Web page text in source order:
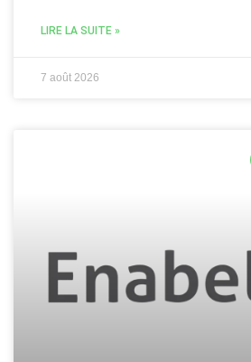
LIRE LA SUITE »
7 août 2026